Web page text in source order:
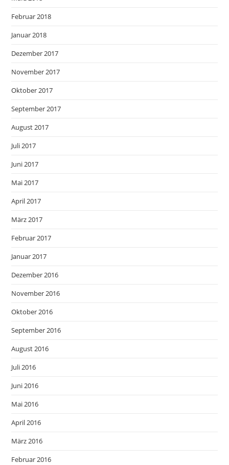
Februar 2018
Januar 2018
Dezember 2017
November 2017
Oktober 2017
September 2017
August 2017
Juli 2017
Juni 2017
Mai 2017
April 2017
März 2017
Februar 2017
Januar 2017
Dezember 2016
November 2016
Oktober 2016
September 2016
August 2016
Juli 2016
Juni 2016
Mai 2016
April 2016
März 2016
Februar 2016